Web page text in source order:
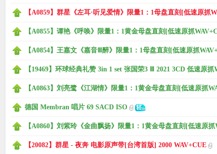
【A0859】群星《左耳·听见爱情》限量1：1母盘直刻[低速原抓
【A0855】谭艳《呼唤》限量1：1黄金母盘直刻[低速原抓
【A0854】王嘉文《嘉音Ⅲ醉》限量1：1母盘直刻[低速原抓
【19469】环球经典礼赞 3in 1 set 张国荣3 Ⅲ 2021 3CD 低速原抓
【A0863】刘亮鹭《江湖情》限量1：1黄金母盘直刻[低速原抓
德国 Membran 唱片 69 SACD ISO
【A0860】刘紫玲《金曲飘扬》限量1：1黄金母盘直刻[低速原
【20082】群星 - 夜奔 电影原声带[台湾首版] 2000 WAV+CUE